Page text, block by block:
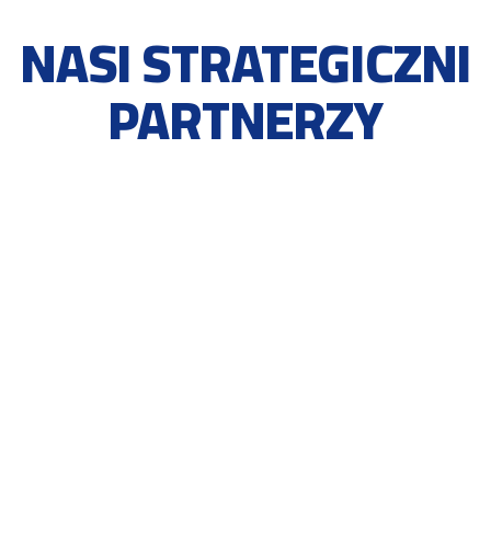
NASI STRATEGICZNI
PARTNERZY